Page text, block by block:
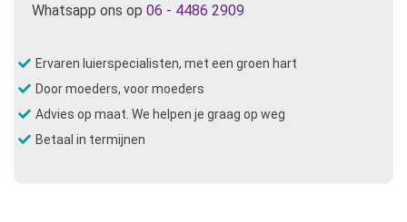
Whatsapp ons op 06 - 4486 2909
Ervaren luierspecialisten, met een groen hart
Door moeders, voor moeders
Advies op maat. We helpen je graag op weg
Betaal in termijnen